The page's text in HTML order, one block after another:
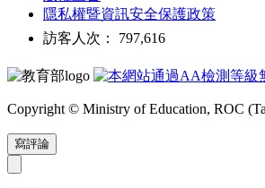
隱私權暨資訊安全保護政策
訪客人次： 797,616
Copyright © Ministry of Education, ROC
寫評論